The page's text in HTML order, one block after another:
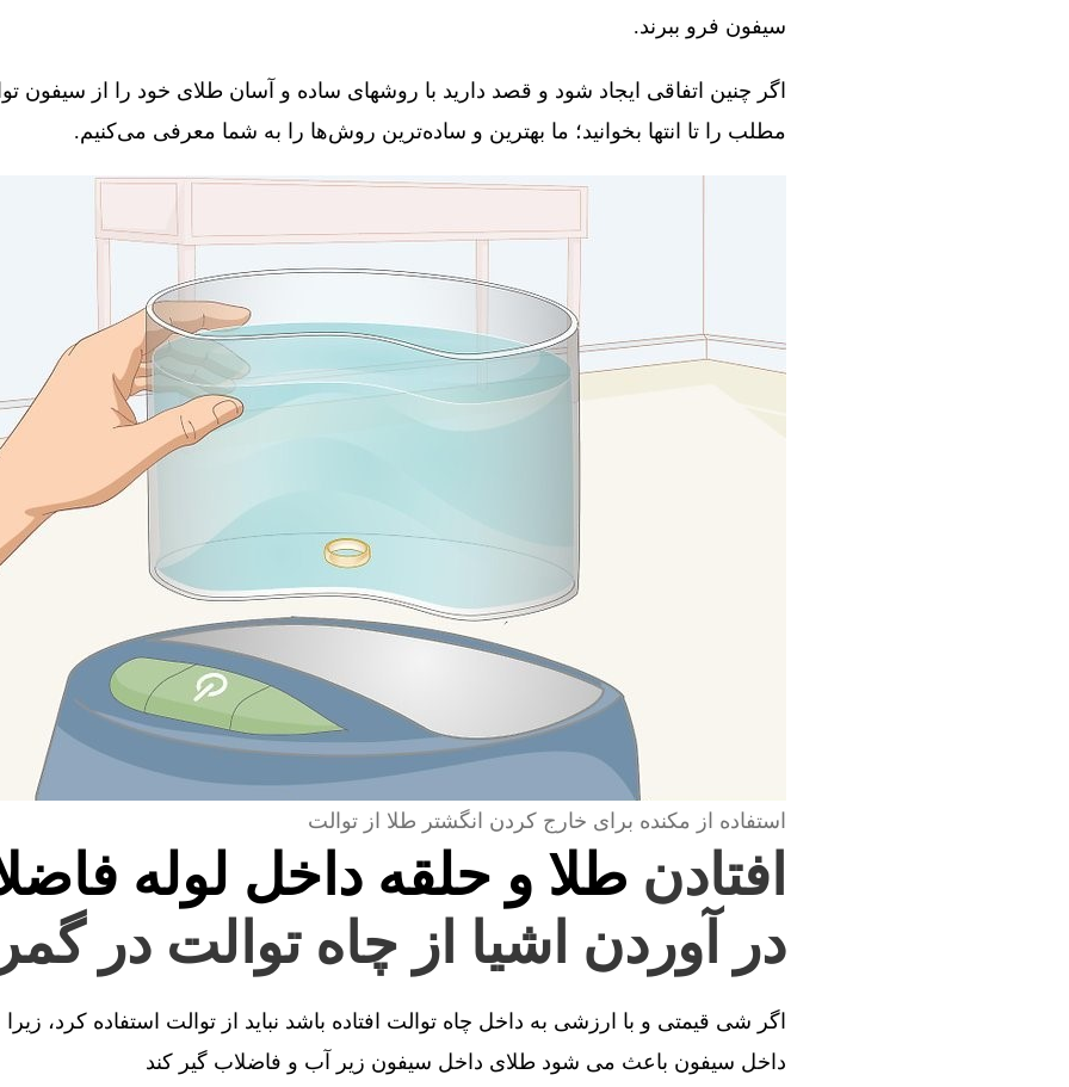
سیفون فرو ببرند.
اگر چنین اتفاقی ایجاد شود و قصد دارید با روشهای ساده و آسان طلای خود را از سیفون
مطلب را تا انتها بخوانید؛ ما بهترین و ساده‌ترین روش‌ها را به شما معرفی می‌کنیم.
استفاده از مکنده برای خارج کردن انگشتر طلا از توالت
افتادن طلا و حلقه داخل لوله
در آوردن اشیا از چاه توالت در
اگر شی قیمتی و با ارزشی به داخل چاه توالت افتاده باشد نباید از توالت استفاده کرد،
داخل سیفون باعث می شود طلای داخل سیفون زیر آب و فاضلاب گیر کند